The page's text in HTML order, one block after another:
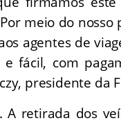
meio do
agentes de
fácil, com
presidente da
retirada dos